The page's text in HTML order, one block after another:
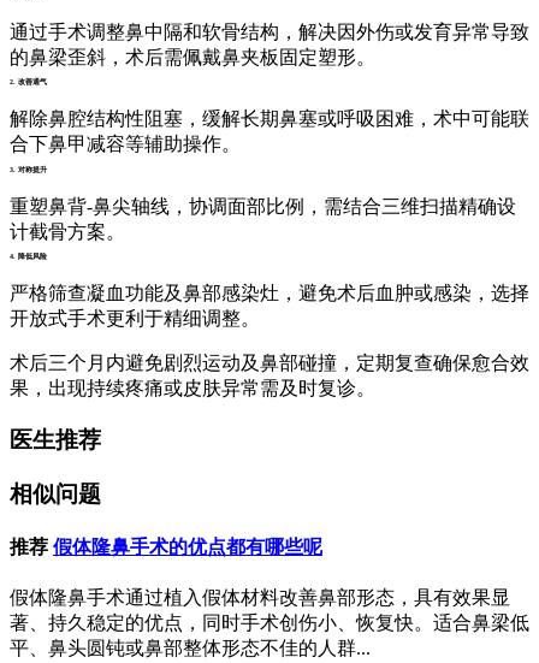
通过手术调整鼻中隔和软骨结构，解决因外伤或发育异常导致
的鼻梁歪斜，术后需佩戴鼻夹板固定塑形。
2. 改善通气
解除鼻腔结构性阻塞，缓解长期鼻塞或呼吸困难，术中可能联
合下鼻甲减容等辅助操作。
3. 对称提升
重塑鼻背-鼻尖轴线，协调面部比例，需结合三维扫描精确设
计截骨方案。
4. 降低风险
严格筛查凝血功能及鼻部感染灶，避免术后血肿或感染，选择
开放式手术更利于精细调整。
术后三个月内避免剧烈运动及鼻部碰撞，定期复查确保愈合效
果，出现持续疼痛或皮肤异常需及时复诊。
医生推荐
相似问题
推荐 假体隆鼻手术的优点都有哪些呢
假体隆鼻手术通过植入假体材料改善鼻部形态，具有效果显
著、持久稳定的优点，同时手术创伤小、恢复快。适合鼻梁低
平、鼻头圆钝或鼻部整体形态不佳的人群...